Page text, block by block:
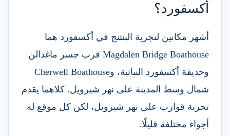
أكسفورد؟
أشهر مكانين لتجربة البنتنج في أكسفورد هما
Magdalen Bridge Boathouse قرب جسر ماغدالن
وحديقة أكسفورد النباتية، وCherwell Boathouse
شمال وسط المدينة على نهر شيرويل. كلاهما يقدم
تجربة قوارب على نهر شيرويل، لكن كل موقع له
أجواء مختلفة قليلًا.